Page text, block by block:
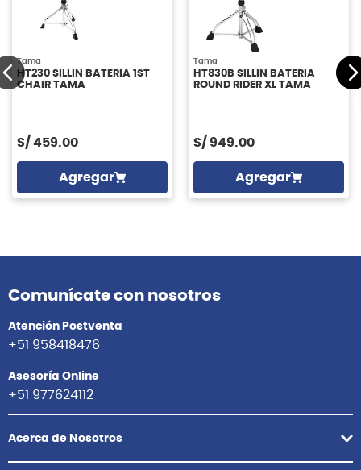
Tama
HT230 SILLIN BATERIA 1ST
CHAIR TAMA
S/ 459.00
Agregar
Tama
HT830B SILLIN BATERIA
ROUND RIDER XL TAMA
S/ 949.00
Agregar
Comunícate con nosotros
Atención Postventa
+51 958418476
Asesoría Online
+51 977624112
Acerca de Nosotros